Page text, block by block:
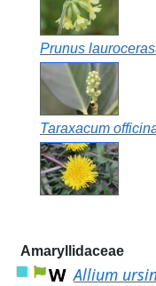
Prunus
Taraxacum
Amaryllidaceae
Allium